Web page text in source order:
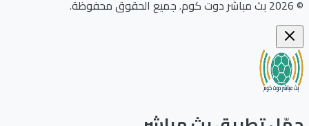
بث مباشر دوت كوم.جميع الحقوق محفوظة.